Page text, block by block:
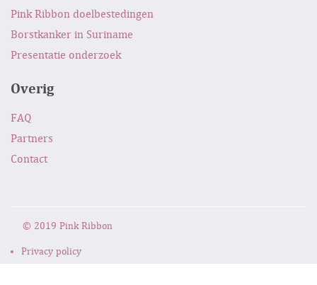
Pink Ribbon doelbestedingen
Borstkanker in Suriname
Presentatie onderzoek
Overig
FAQ
Partners
Contact
© 2019 Pink Ribbon
Privacy policy